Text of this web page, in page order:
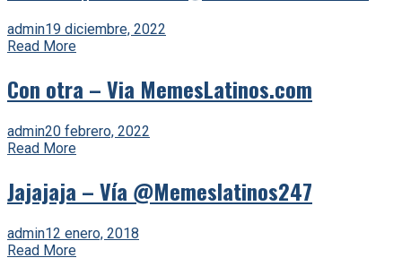
admin19 diciembre, 2022
Read More
Con otra – Via MemesLatinos.com
admin20 febrero, 2022
Read More
Jajajaja – Vía @Memeslatinos247
admin12 enero, 2018
Read More